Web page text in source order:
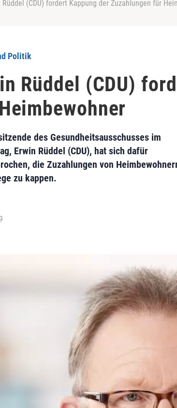
Rüddel (CDU) fordert Kappung der Zuzahlungen für
Politik
Rüddel (CDU)
des Gesundheitsausschusses im
Erwin Rüddel (CDU), hat sich dafür
die Zuzahlungen von
zu kappen.